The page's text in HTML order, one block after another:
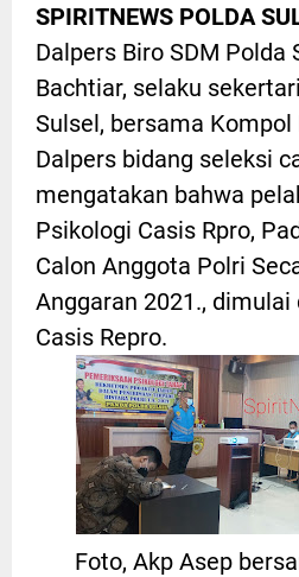
SPIRITNEWS POLDA
Dalpers Biro SDM Polda
Bachtiar, selaku
Sulsel, bersama Kompol
Dalpers bidang seleksi
mengatakan bahwa
Psikologi Casis Rpro,
Calon Anggota Polri
Anggaran 2021.,
Casis Repro.
Foto, Akp Asep